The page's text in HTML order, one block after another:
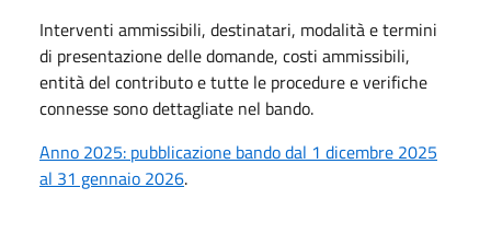
Interventi ammissibili, destinatari, modalità e termini
di presentazione delle domande, costi ammissibili,
entità del contributo e tutte le procedure e verifiche
connesse sono dettagliate nel bando.
Anno 2025: pubblicazione bando dal 1 dicembre 2025
al 31 gennaio 2026.